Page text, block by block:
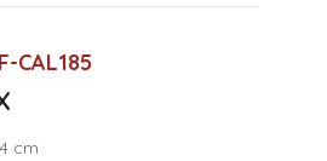
CAL185
cm